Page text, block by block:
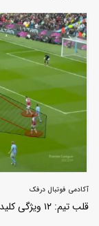
آکادمی فوتبال درفک
قلب تیم: ۱۲ ویژگی کلیدی یک هافبک مرکزی در فوتبال